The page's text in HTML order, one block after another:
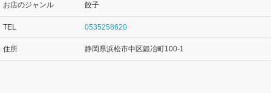
お店のジャンル 餃子
TEL 0535258620
住所 静岡県浜松市中区鍛冶町100-1